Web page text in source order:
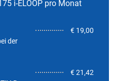
i-ELOOP pro Monat
der
€ 19,00
€ 21,42